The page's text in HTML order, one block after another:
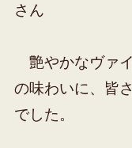
さん
艶やかなヴァ
の味わいに、皆
でした。